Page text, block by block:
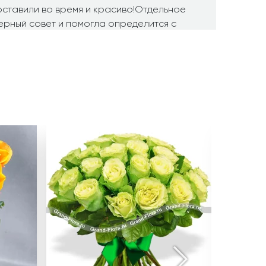
во время и красиво!Отдельное
совет и помогла определится с
в срок. Все довольны. СПАСИБО!